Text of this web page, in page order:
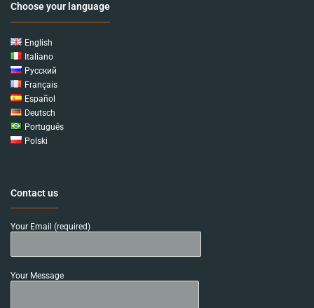
Choose your language
English
Italiano
Русский
Français
Español
Deutsch
Português
Polski
Contact us
Your Email (required)
Your Message